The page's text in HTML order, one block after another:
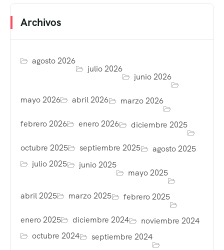
Archivos
agosto 2026
julio 2026
junio 2026
mayo 2026 abril 2026 marzo 2026
febrero 2026 enero 2026 diciembre 2025
octubre 2025 septiembre 2025
agosto 2025
julio 2025
junio 2025
mayo 2025
abril 2025 marzo 2025 febrero 2025
enero 2025 diciembre 2024
noviembre 2024
octubre 2024
septiembre 2024